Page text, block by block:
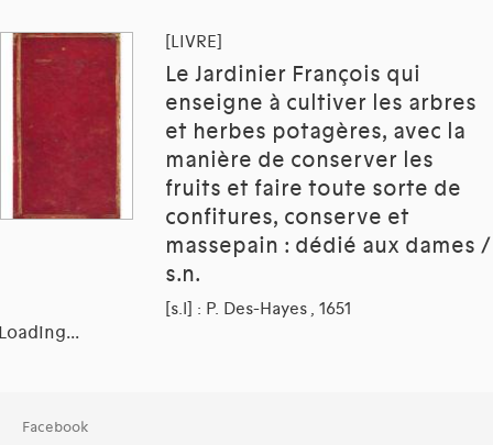
[LIVRE]
Le Jardinier François qui
enseigne à cultiver les arbres
et herbes potagères, avec la
manière de conserver les
fruits et faire toute sorte de
confitures, conserve et
massepain : dédié aux dames /
s.n.
[s.l] : P. Des-Hayes , 1651
Facebook